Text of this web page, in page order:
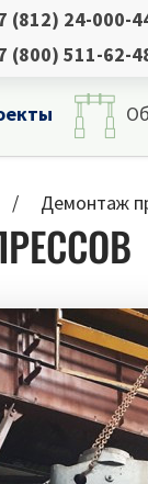
(812) 24-000-
(800) 511-62-
Демонтаж